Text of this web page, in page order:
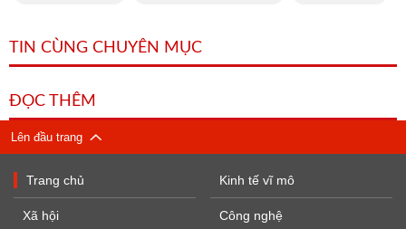
TIN CÙNG CHUYÊN MỤC
ĐỌC THÊM
Lên đầu trang
Trang chủ
Xã hội
Kinh tế vĩ mô
Công nghệ